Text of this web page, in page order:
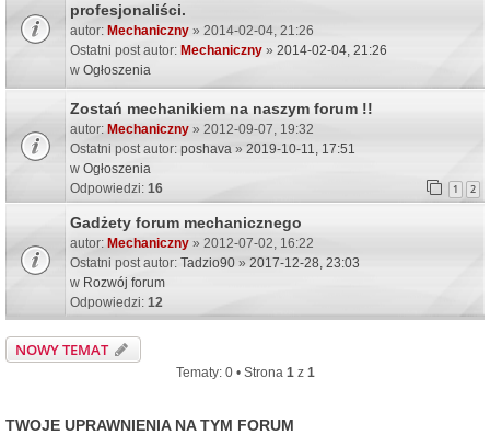
profesjonaliści.
autor: Mechaniczny » 2014-02-04, 21:26
Ostatni post autor: Mechaniczny » 2014-02-04, 21:26
w Ogłoszenia
Zostań mechanikiem na naszym forum !!
autor: Mechaniczny » 2012-09-07, 19:32
Ostatni post autor: poshava » 2019-10-11, 17:51
w Ogłoszenia
Odpowiedzi: 16 1 2
Gadżety forum mechanicznego
autor: Mechaniczny » 2012-07-02, 16:22
Ostatni post autor: Tadzio90 » 2017-12-28, 23:03
w Rozwój forum
Odpowiedzi: 12
NOWY TEMAT
Tematy: 0 • Strona 1z 1
TWOJE UPRAWNIENIA NA TYM FORUM